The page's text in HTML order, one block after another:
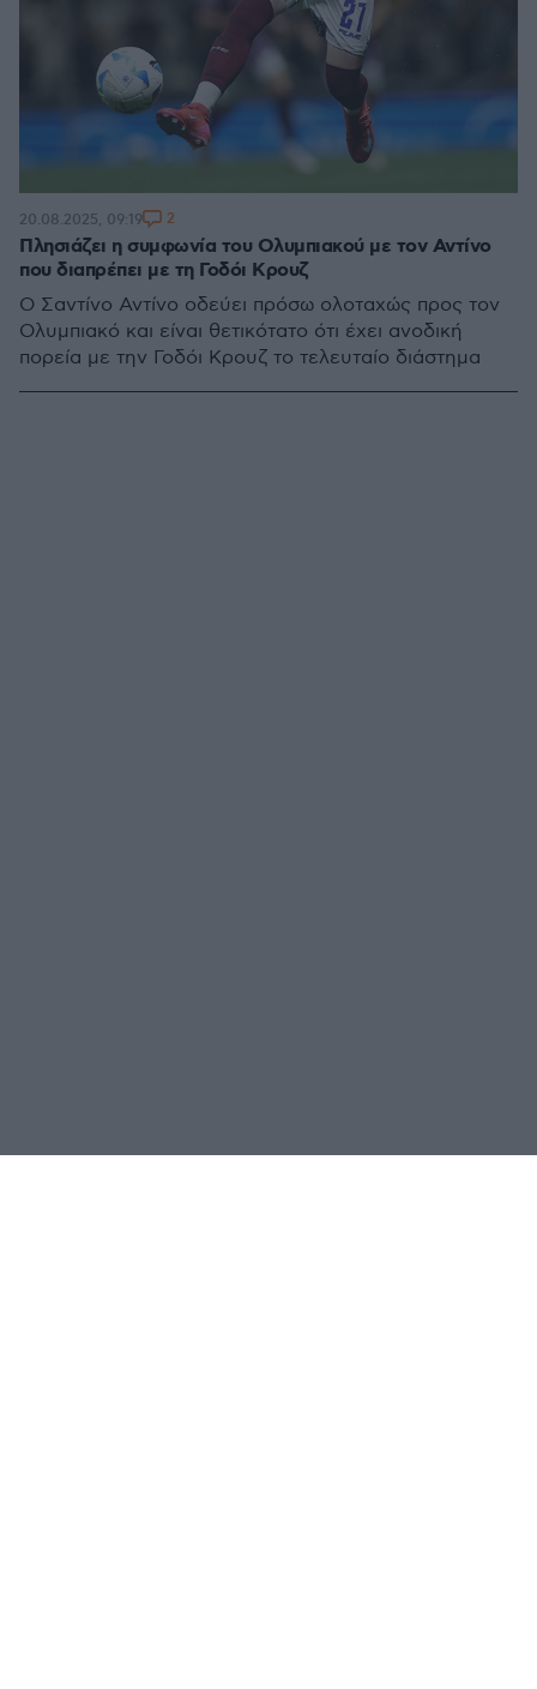
Πλησιάζει η συμφωνία του Ολυμπιακού με τον Αντίνο
που διαπρέπει με τη Γοδόι Κρουζ
Ο Σαντίνο Αντίνο οδεύει πρόσω ολοταχώς προς τον
Ολυμπιακό και είναι θετικότατο ότι έχει ανοδική
πορεία με την Γοδόι Κρουζ το τελευταίο διάστημα
20.08.2025, 09:19 2